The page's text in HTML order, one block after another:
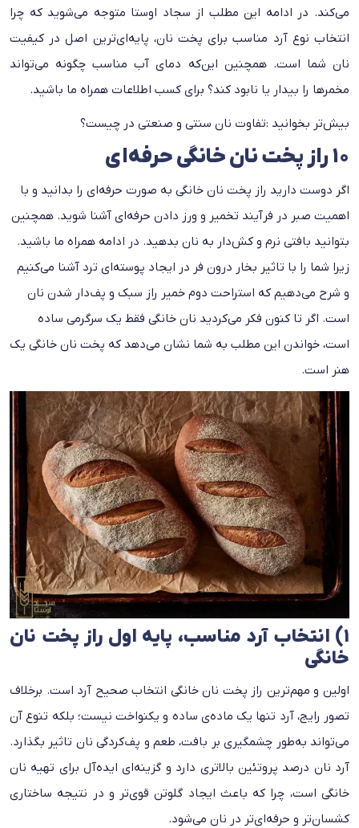
می‌کند. در ادامه این مطلب از سجاد اوستا متوجه می‌شوید که چرا
انتخاب نوع آرد مناسب برای پخت نان، پایه‌ای‌ترین اصل در کیفیت
نان شما است. همچنین این‌که دمای آب مناسب چگونه می‌تواند
مخمرها را بیدار یا نابود کند؟ برای کسب اطلاعات همراه ما باشید.
بیش‌تر بخوانید :تفاوت نان سنتی و صنعتی در چیست؟
۱۰ راز پخت نان خانگی حرفه‌ای
اگر دوست دارید راز پخت نان خانگی به صورت حرفه‌ای را بدانید و با
اهمیت صبر در فرآیند تخمیر و ورز دادن حرفه‌ای آشنا شوید. همچنین
بتوانید بافتی نرم و کش‌دار به نان بدهید. در ادامه همراه ما باشید.
زیرا شما را با تاثیر بخار درون فر در ایجاد پوسته‌ای ترد آشنا می‌کنیم
و شرح می‌دهیم که استراحت دوم خمیر راز سبک و پف‌دار شدن نان
است. اگر تا کنون فکر می‌کردید نان خانگی فقط یک سرگرمی ساده
است، خواندن این مطلب به شما نشان می‌دهد که پخت نان خانگی یک
هنر است.
۱) انتخاب آرد مناسب، پایه‌ اول راز پخت نان
خانگی
اولین و مهم‌ترین راز پخت نان خانگی انتخاب صحیح آرد است. برخلاف
تصور رایج، آرد تنها یک ماده‌ی ساده و یکنواخت نیست؛ بلکه تنوع آن
می‌تواند به‌طور چشمگیری بر بافت، طعم و پف‌کردگی نان تاثیر بگذارد.
آرد نان درصد پروتئین بالاتری دارد و گزینه‌ای ایده‌آل برای تهیه نان
خانگی است، چرا که باعث ایجاد گلوتن قوی‌تر و در نتیجه ساختاری
کشسان‌تر و حرفه‌ای‌تر در نان می‌شود.